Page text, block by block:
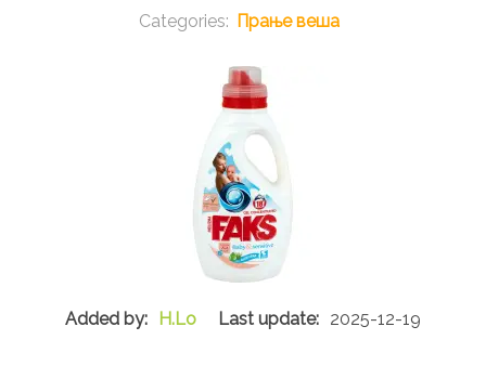
Прање веша
H.Lo 2025-12-19